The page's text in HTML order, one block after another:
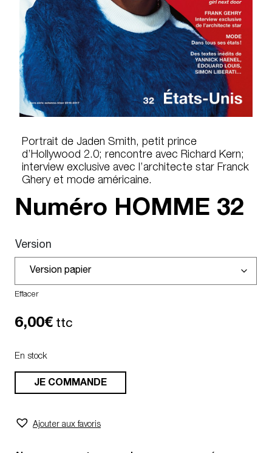
Portrait de Jaden Smith, petit prince
d’Hollywood 2.0; rencontre avec Richard Kern;
interview exclusive avec l’architecte star Franck
Ghery et mode américaine.
Numéro HOMME 32
Version
Effacer
6,00€ ttc
En stock
JE COMMANDE
Ajouter aux favoris